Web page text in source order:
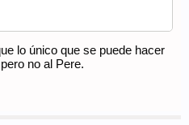
lo único que se puede hacer
no al Pere.